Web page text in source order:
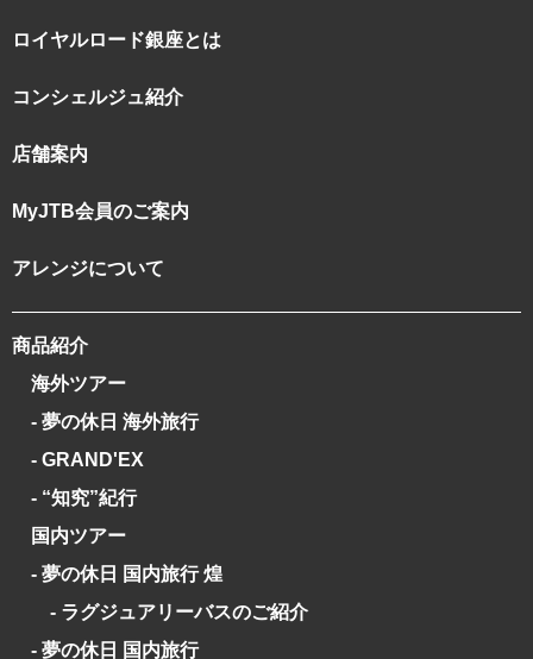
ロイヤルロード銀座とは
コンシェルジュ紹介
店舗案内
MyJTB会員のご案内
アレンジについて
商品紹介
海外ツアー
- 夢の休日 海外旅行
- GRAND'EX
- “知究”紀行
国内ツアー
- 夢の休日 国内旅行 煌
- ラグジュアリーバスのご紹介
- 夢の休日 国内旅行